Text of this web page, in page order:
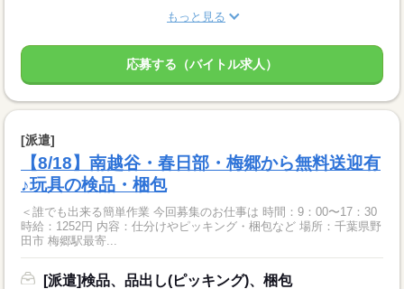
もっと見る
応募する（バイトル求人）
[派遣]
【8/18】南越谷・春日部・梅郷から無料送迎有
♪玩具の検品・梱包
＜誰でも出来る簡単作業 今回募集のお仕事は 時間：9：00〜17：30
時給：1252円 内容：仕分けやピッキング・梱包など 場所：千葉県野
田市 梅郷駅最寄...
[派遣]検品、品出し(ピッキング)、梱包